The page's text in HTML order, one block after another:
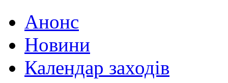
Анонс
Новини
Календар заходів